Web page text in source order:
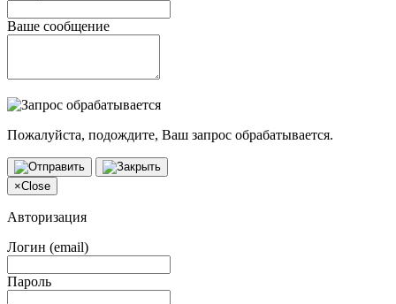
Ваше сообщение
Пожалуйста, подождите, Ваш запрос обрабатывается.
×Close
Авторизация
Логин (email)
Пароль